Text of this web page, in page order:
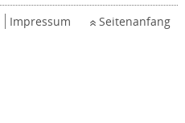
Impressum Seitenanfang